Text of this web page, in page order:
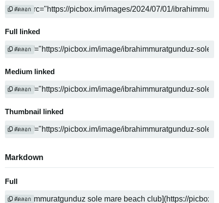
คัดลอก
Full linked
คัดลอก
Medium linked
คัดลอก
Thumbnail linked
คัดลอก
Markdown
Full
คัดลอก